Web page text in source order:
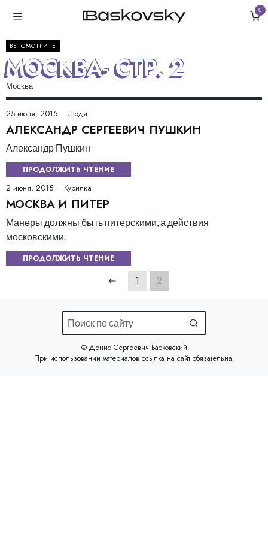
0
ВЫ СМОТРИТЕ
МОСКВА- СТР. 2
Москва
25 июля, 2015 Люди
АЛЕКСАНДР СЕРГЕЕВИЧ ПУШКИН
Александр Пушкин
ПРОДОЛЖИТЬ ЧТЕНИЕ
2 июня, 2015 Курилка
МОСКВА И ПИТЕР
Манеры должны быть питерскими, а действия
московскими.
ПРОДОЛЖИТЬ ЧТЕНИЕ
⇠ 1 2
©️ Денис Сергеевич Басковский
При использовании материалов ссылка на сайтобязательна!